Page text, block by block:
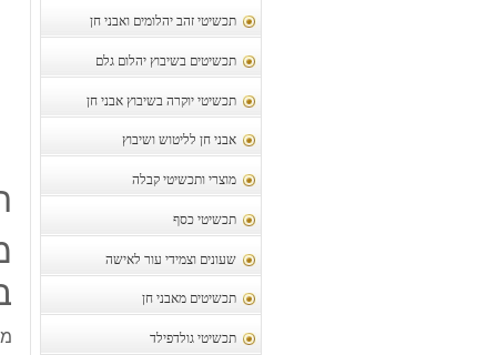
תכשיטי זהב יהלומים ואבני חן
תכשיטים בשיבוץ יהלום גלם
תכשיטי יוקרה בשיבוץ אבני חן
אבני חן לליטוש ושיבוץ
מוצרי ותכשיטי קבלה
תכשיטי כסף
שעונים וצמידי עור לאישה
תכשיטים מאבני חן
תכשיטי גולדפילד